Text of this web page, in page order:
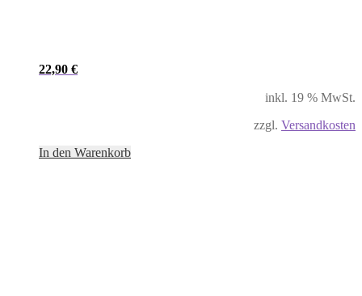
22,90 €
inkl. 19 % MwSt.
zzgl. Versandkosten
In den Warenkorb